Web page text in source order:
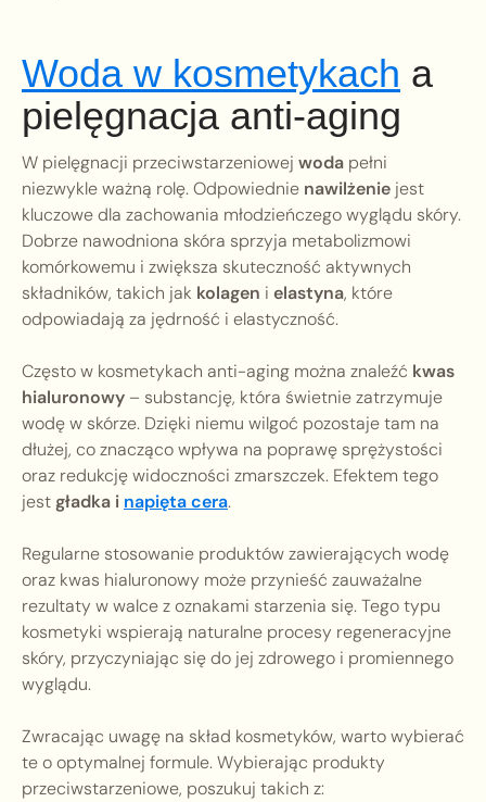
Woda w kosmetykach a
pielęgnacja anti-aging
W pielęgnacji przeciwstarzeniowej woda pełni
niezwykle ważną rolę. Odpowiednie nawilżenie jest
kluczowe dla zachowania młodzieńczego wyglądu skóry.
Dobrze nawodniona skóra sprzyja metabolizmowi
komórkowemu i zwiększa skuteczność aktywnych
składników, takich jak kolagen i elastyna, które
odpowiadają za jędrność i elastyczność.
Często w kosmetykach anti-aging można znaleźć kwas
hialuronowy– substancję, która świetnie zatrzymuje
wodę w skórze. Dzięki niemu wilgoć pozostaje tam na
dłużej, co znacząco wpływa na poprawę sprężystości
oraz redukcję widoczności zmarszczek. Efektem tego
jestgładka i napięta cera.
Regularne stosowanie produktów zawierających wodę
oraz kwas hialuronowy może przynieść zauważalne
rezultaty w walce z oznakami starzenia się. Tego typu
kosmetyki wspierają naturalne procesy regeneracyjne
skóry, przyczyniając się do jej zdrowego i promiennego
wyglądu.
Zwracając uwagę na skład kosmetyków, warto wybierać
te o optymalnej formule. Wybierając produkty
przeciwstarzeniowe, poszukuj takich z: